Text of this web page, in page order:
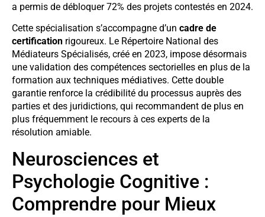
a permis de débloquer 72% des projets contestés en 2024.
Cette spécialisation s’accompagne d’un cadre de
certification rigoureux. Le Répertoire National des
Médiateurs Spécialisés, créé en 2023, impose désormais
une validation des compétences sectorielles en plus de la
formation aux techniques médiatives. Cette double
garantie renforce la crédibilité du processus auprès des
parties et des juridictions, qui recommandent de plus en
plus fréquemment le recours à ces experts de la
résolution amiable.
Neurosciences et
Psychologie Cognitive :
Comprendre pour Mieux